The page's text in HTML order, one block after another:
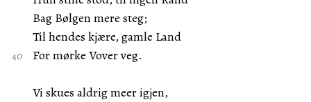
Bag Bølgen mere steg;
Til hendes kjære, gamle Land
For mørke Vover veg.
Vi skues aldrig meer igjen,